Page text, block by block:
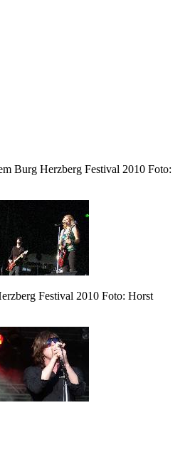
Burg Herzberg Festival 2010 Foto:
Festival 2010 Foto: Horst